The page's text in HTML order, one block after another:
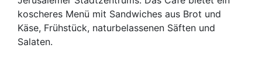
koscheres Menü mit Sandwiches aus Brot und
Käse, Frühstück, naturbelassenen Säften und
Salaten.